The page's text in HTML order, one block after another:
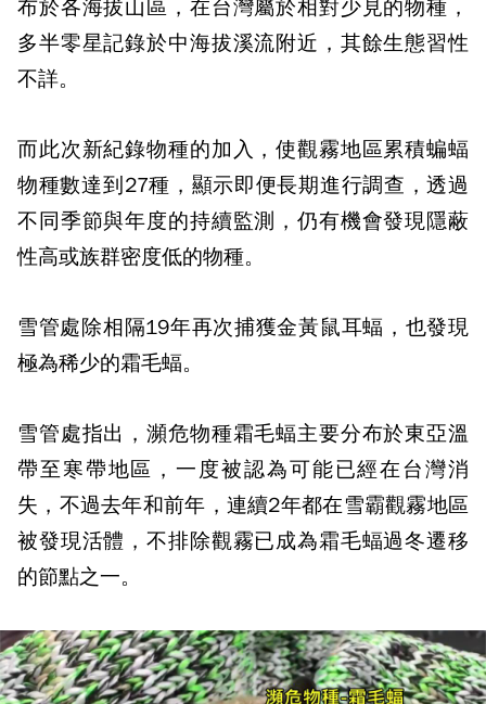
布於各海拔山區，在台灣屬於相對少見的物種，
多半零星記錄於中海拔溪流附近，其餘生態習性
不詳。
而此次新紀錄物種的加入，使觀霧地區累積蝙蝠
物種數達到27種，顯示即便長期進行調查，透過
不同季節與年度的持續監測，仍有機會發現隱蔽
性高或族群密度低的物種。
雪管處除相隔19年再次捕獲金黃鼠耳蝠，也發現
極為稀少的霜毛蝠。
雪管處指出，瀕危物種霜毛蝠主要分布於東亞溫
帶至寒帶地區，一度被認為可能已經在台灣消
失，不過去年和前年，連續2年都在雪霸觀霧地區
被發現活體，不排除觀霧已成為霜毛蝠過冬遷移
的節點之一。